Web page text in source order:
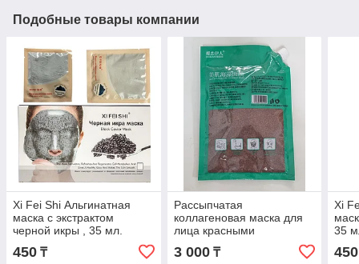
Подобные товары компании
Xi Fei Shi Альгинатная
маска с экстрактом
черной икры , 35 мл.
450 ₸
Рассыпчатая
коллагеновая маска для
лица красными
3 000₸
Xi
35
450